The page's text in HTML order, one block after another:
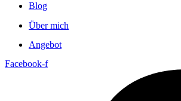
Blog
Über mich
Angebot
Facebook-f